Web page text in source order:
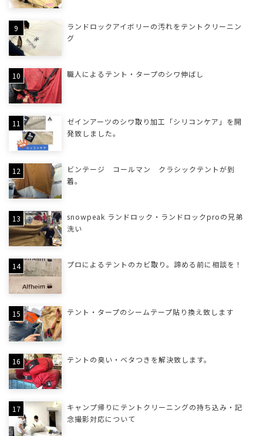
ランドロックアイボリーの汚れをテントクリーニン
グ
職人によるテント・タープのシワ伸ばし
ゼインアーツのシワ取り加工「シリコンケア」を開
発致しました。
ビンテージ コールマン クラシックテントが到
着。
snowpeak ランドロック・ランドロックproの兄弟
洗い
プロによるテントのカビ取り。諦める前に相談を！
テント・タープのシームテープ貼り換え致します
テントの臭い・ベタつきを解決致します。
キャンプ帰りにテントクリーニングの持ち込み・記
念撮影対応について